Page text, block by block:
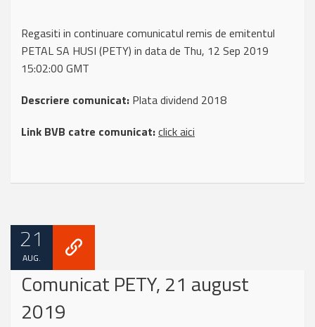
Regasiti in continuare comunicatul remis de emitentul
PETAL SA HUSI (PETY) in data de Thu, 12 Sep 2019
15:02:00 GMT
Descriere comunicat: Plata dividend 2018
Link BVB catre comunicat:click aici
21
AUG.
Comunicat PETY, 21 august
2019